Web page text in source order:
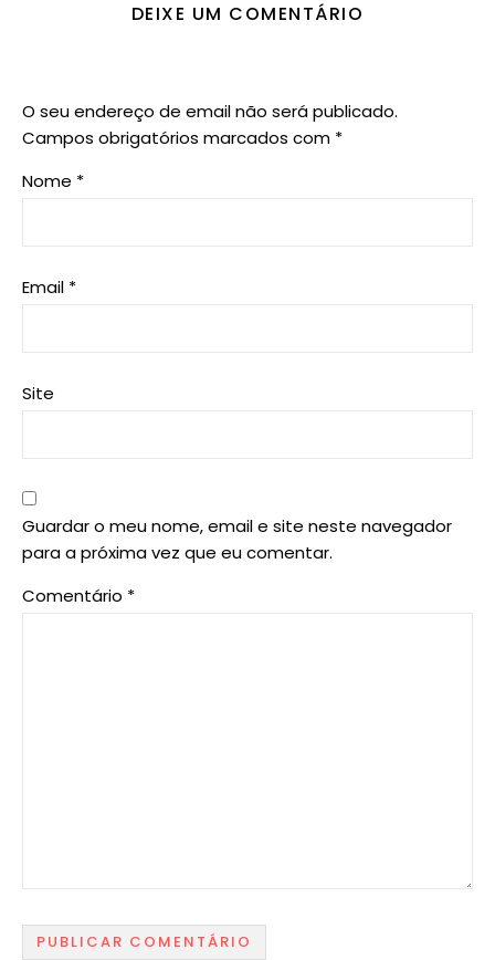
DEIXE UM COMENTÁRIO
O seu endereço de email não será publicado.
Campos obrigatórios marcados com *
Nome *
Email *
Site
Guardar o meu nome, email e site neste navegador
para a próxima vez que eu comentar.
Comentário *